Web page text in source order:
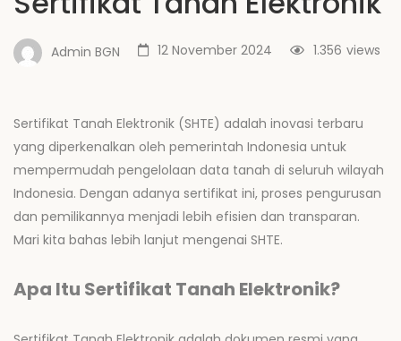
Admin BGN 12 November 2024 views
1.356
Sertifikat Tanah Elektronik (SHTE) adalah inovasi terbaru
yang diperkenalkan oleh pemerintah Indonesia untuk
mempermudah pengelolaan data tanah di seluruh wilayah
Indonesia. Dengan adanya sertifikat ini, proses pengurusan
dan pemilikannya menjadi lebih efisien dan transparan.
Mari kita bahas lebih lanjut mengenai SHTE.
Apa Itu Sertifikat Tanah Elektronik?